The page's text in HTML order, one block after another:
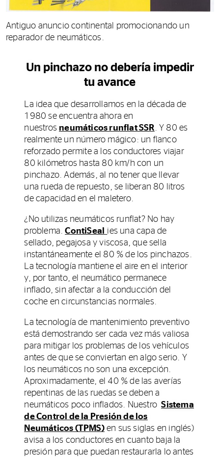
Antiguo anuncio continental promocionando un
reparador de neumáticos.
Un pinchazo no debería impedir
tu avance
La idea que desarrollamos en la década de
1980 se encuentra ahora en
nuestros neumáticos runflat SSR. Y 80 es
realmente un número mágico: un flanco
reforzado permite a los conductores viajar
80 kilómetros hasta 80 km/h con un
pinchazo. Además, al no tener que llevar
una rueda de repuesto, se liberan 80 litros
de capacidad en el maletero.
¿No utilizas neumáticos runflat? No hay
problema.ContiSeal
ies una capa de
sellado, pegajosa y viscosa, que sella
instantáneamente el 80 % de los pinchazos.
La tecnología mantiene el aire en el interior
y, por tanto, el neumático permanece
inflado, sin afectar a la conducción del
coche en circunstancias normales.
La tecnología de mantenimiento preventivo
está demostrando ser cada vez más valiosa
para mitigar los problemas de los vehículos
antes de que se conviertan en algo serio. Y
los neumáticos no son una excepción.
Aproximadamente, el 40 % de las averías
repentinas de las ruedas se deben a
neumáticos poco inflados. NuestroSistema
de Control de la Presión de los
Neumáticos (TPMS)en sus siglas en inglés)
avisa a los conductores en cuanto baja la
presión para que puedan restaurarla lo antes